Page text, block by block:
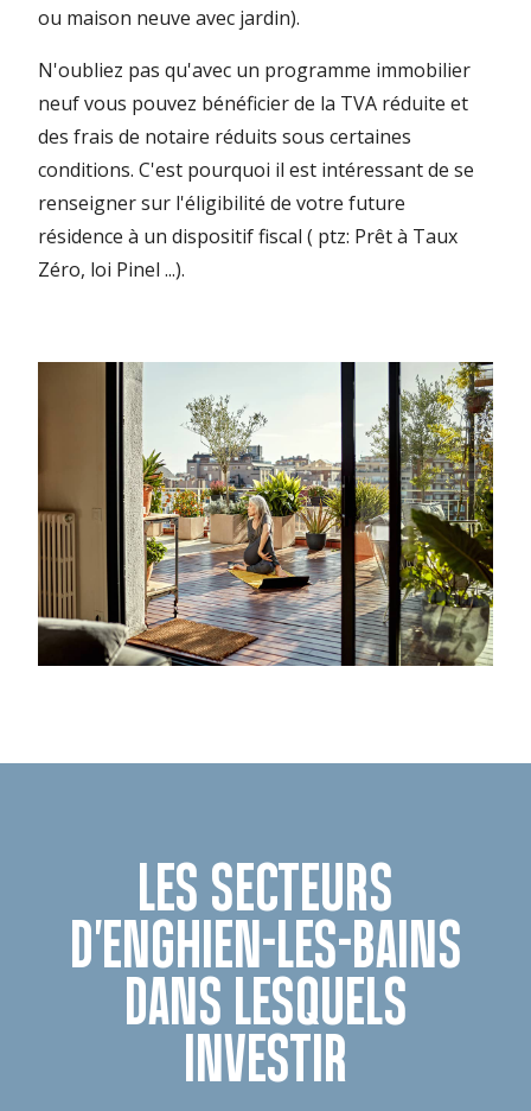
ou maison neuve avec jardin).
N'oubliez pas qu'avec un programme immobilier
neuf vous pouvez bénéficier de la TVA réduite et
des frais de notaire réduits sous certaines
conditions. C'est pourquoi il est intéressant de se
renseigner sur l'éligibilité de votre future
résidence à un dispositif fiscal ( ptz: Prêt à Taux
Zéro, loi Pinel ...).
LES SECTEURS
D'ENGHIEN-LES-BAINS
DANS LESQUELS
INVESTIR